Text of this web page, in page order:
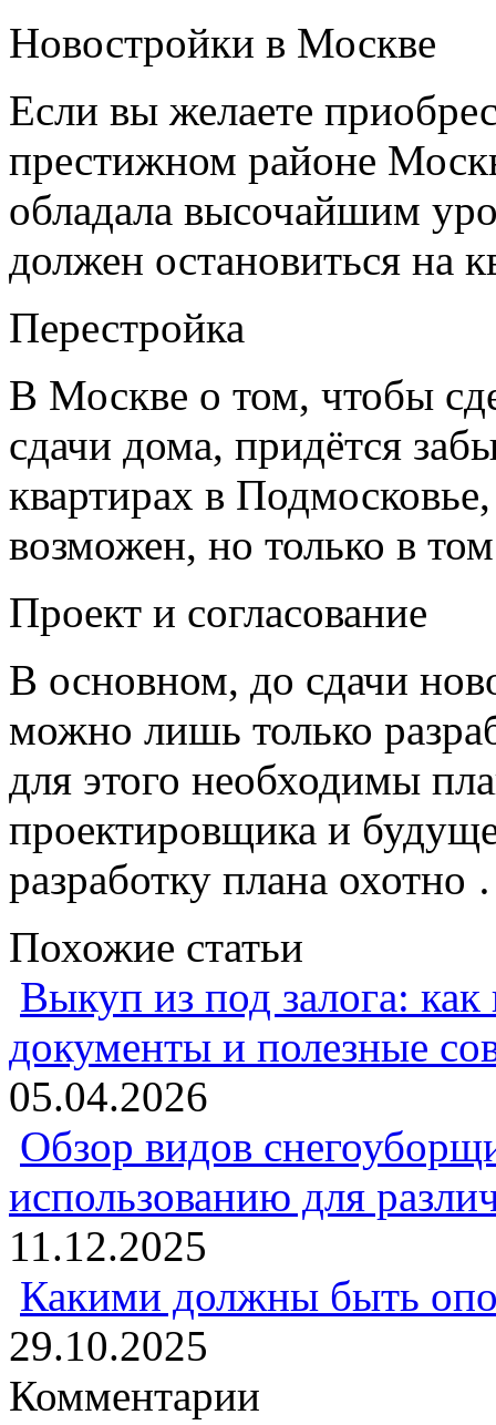
Новостройки в Москве
Если вы желаете
престижном районе
обладала высочайшим
должен остановиться на
Перестройка
В Москве о том, чтобы
сдачи дома, придётся
квартирах в
возможен, но только в
Проект и согласование
В основном, до сдачи
можно лишь только
для этого необходимы
проектировщика и
разработку плана
Похожие статьи
Выкуп из под залога:
документы и полезные
05.04.2026
Обзор видов
использованию для
11.12.2025
Какими должны быть
29.10.2025
Комментарии